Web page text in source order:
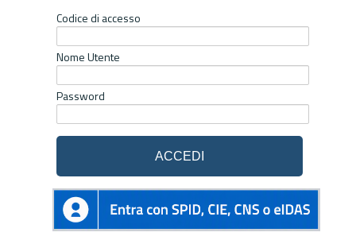
Codice di accesso
Nome Utente
Password